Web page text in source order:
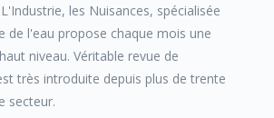
les Nuisances, spécialisée
de l'eau propose chaque mois une
niveau. Véritable revue de
très introduite depuis plus de trente
secteur.